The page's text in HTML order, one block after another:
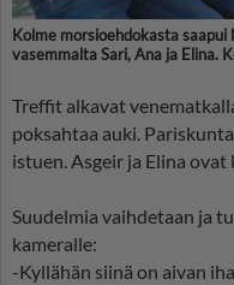
Kolme morsioehdokasta
vasemmalta Sari, Ana ja Elina.
Treffit alkavat
poksahtaa auki.
istuen. Asgeir ja Elina ovat
Suudelmia vaihdetaan ja
kameralle:
-Kyllähän siinä on aivan